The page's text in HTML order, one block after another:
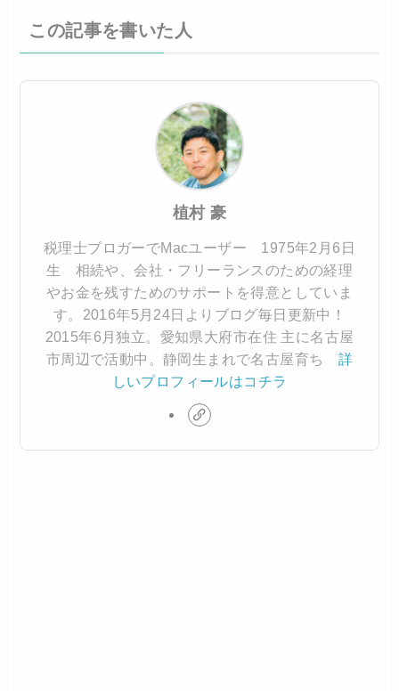
この記事を書いた人
植村 豪
税理士ブロガーでMacユーザー 1975年2月6日
生 相続や、会社・フリーランスのための経理
やお金を残すためのサポートを得意としていま
す。2016年5月24日よりブログ毎日更新中！
2015年6月独立。愛知県大府市在住 主に名古屋
市周辺で活動中。静岡生まれで名古屋育ち 詳
しいプロフィールはコチラ